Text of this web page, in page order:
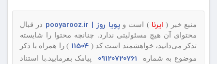
منبع خبر ( ایرنا ) است وپویا روز | pooyarooz.ir
در قبال
محتوای آن هیچ مسئولیتی ندارد. چنانچه محتوا را شایسته
تذکر می‌دانید، خواهشمند است کد (11504
) را همراه با ذکر
موضوع به شماره
پیامک بفرمایید.با استناد